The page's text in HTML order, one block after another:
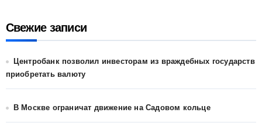
Свежие записи
Центробанк позволил инвесторам из враждебных государств
приобретать валюту
В Москве ограничат движение на Садовом кольце